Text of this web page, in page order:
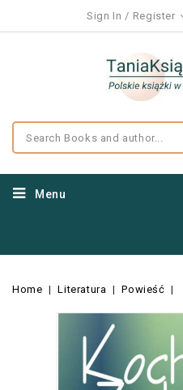
Sign In Register
Menu
Home Literatura Powieść